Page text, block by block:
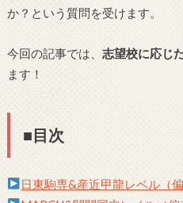
か？という質問を受けます。
今回の記事では、 志望校に応じ
ます！
■目次
日東駒専&産近甲龍レベル（